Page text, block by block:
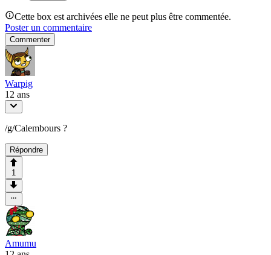
Cette box est archivées elle ne peut plus être commentée.
Poster un commentaire
Commenter
Warpig
12 ans
/g/Calembours ?
Répondre
1
Amumu